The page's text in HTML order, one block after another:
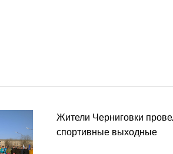
Жители Черниговки
спортивные выходные